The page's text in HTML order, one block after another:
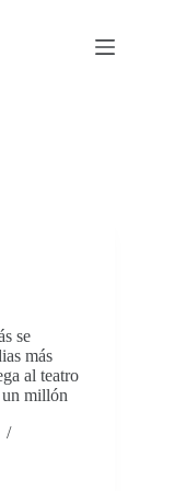
se
más
al teatro
un millón